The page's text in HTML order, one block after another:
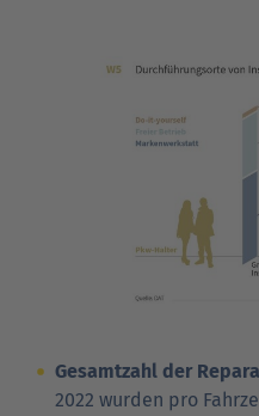
Gesamtzahl der
2022 wurden pro